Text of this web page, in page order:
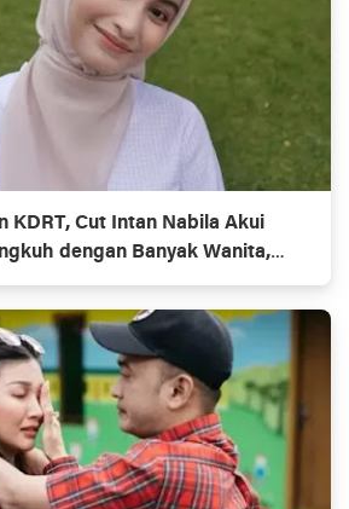
KDRT, Cut Intan Nabila Akui
dengan Banyak Wanita,
Sendiri